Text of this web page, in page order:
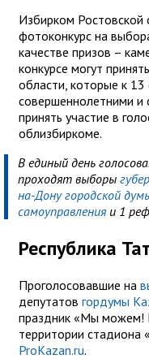
Избирком Ростовской
фотоконкурс на
качестве призов –
конкурсе могут
области, которые к 13
совершеннолетними и
принять участие в
облизбиркоме.
В единый день
проходят выборы
на-Дону городской
самоуправленияи 1
Республика
Проголосовавшие на
депутатов гордумы
праздник «Мы можем!
территории стадиона
ProKazan.ru.